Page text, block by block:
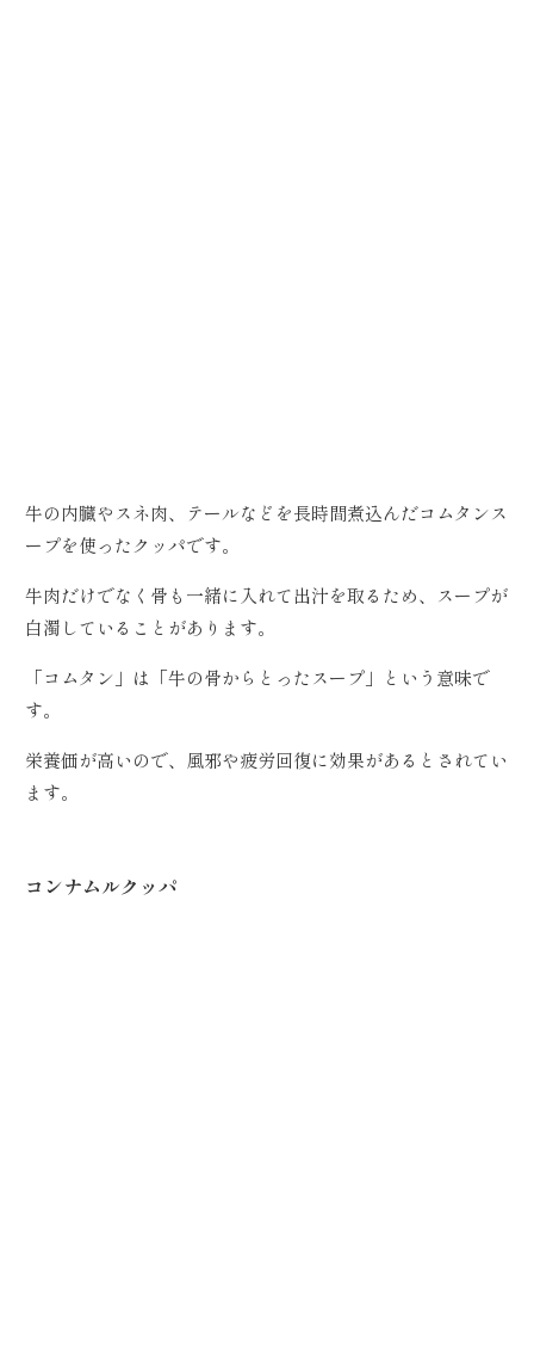
牛の内臓やスネ肉、テールなどを長時間煮込んだコムタンス
ープを使ったクッパです。
牛肉だけでなく骨も一緒に入れて出汁を取るため、スープが
白濁していることがあります。
「コムタン」は「牛の骨からとったスープ」という意味で
す。
栄養価が高いので、風邪や疲労回復に効果があるとされてい
ます。
コンナムルクッパ